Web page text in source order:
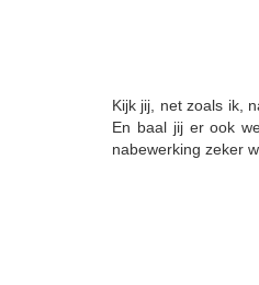
Kijk jij, net zoals ik,
En baal jij er ook
nabewerking zeker